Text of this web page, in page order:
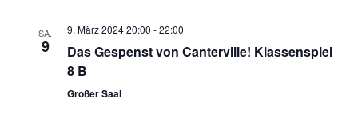
SA.
9
9. März 2024 20:00 -22:00
Das Gespenst von Canterville! Klassenspiel
8 B
Großer Saal